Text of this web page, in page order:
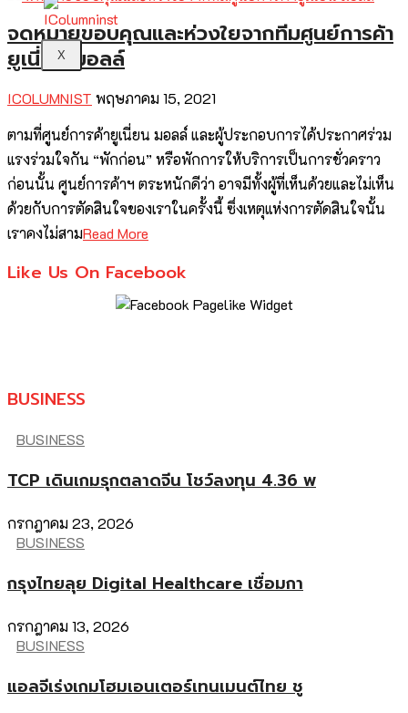
X
จดหมายขอบคุณและห่วงใยจากทีมศูนย์การค้า
ยูเนี่ยน มอลล์
ICOLUMNIST พฤษภาคม 15, 2021
ตามที่ศูนย์การค้ายูเนี่ยน มอลล์ และผู้ประกอบการได้ประกาศร่วม
แรงร่วมใจกัน “พักก่อน” หรือพักการให้บริการเป็นการชั่วคราว
ก่อนนั้น ศูนย์การค้าฯ ตระหนักดีว่า อาจมีทั้งผู้ที่เห็นด้วยและไม่เห็น
ด้วยกับการตัดสินใจของเราในครั้งนี้ ซึ่งเหตุแห่งการตัดสินใจนั้น
เราคงไม่สามRead More
Like Us On Facebook
BUSINESS
BUSINESS
TCP เดินเกมรุกตลาดจีน โชว์ลงทุน 4.36 พ
กรกฎาคม 23, 2026
BUSINESS
กรุงไทยลุย Digital Healthcare เชื่อมกา
กรกฎาคม 13, 2026
BUSINESS
แอลจีเร่งเกมโฮมเอนเตอร์เทนเมนต์ไทย ชู